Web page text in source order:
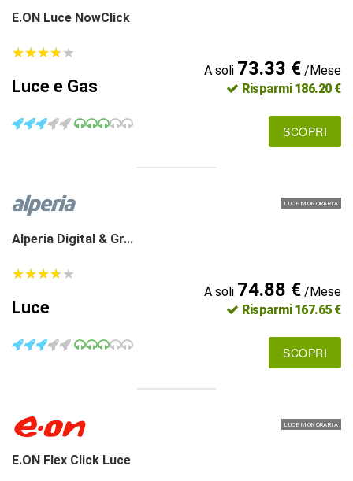
E.ON Luce NowClick
★★★★★
★★★★★
Luce e Gas
A soli 73.33 €/Mese
Risparmi 186.20 €
SCOPRI
LUCE MONORARIA
Alperia Digital & Gr...
★★★★★
★★★★★
Luce
A soli 74.88 €/Mese
Risparmi 167.65 €
SCOPRI
LUCE MONORARIA
E.ON Flex Click Luce